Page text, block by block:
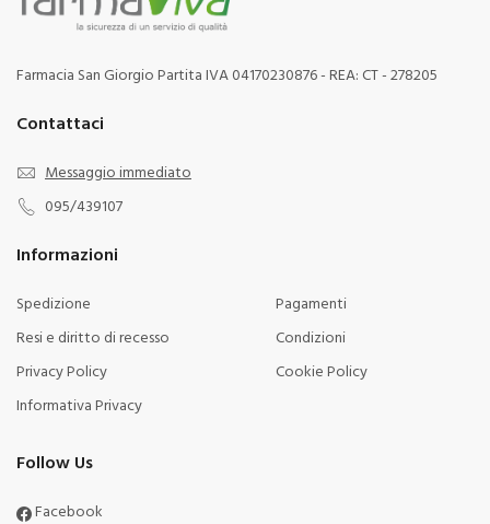
Farmacia San Giorgio Partita IVA 04170230876 - REA: CT - 278205
Contattaci
Messaggio immediato
095/439107
Informazioni
Spedizione
Pagamenti
Resi e diritto di recesso
Condizioni
Privacy Policy
Cookie Policy
Informativa Privacy
Follow Us
Facebook